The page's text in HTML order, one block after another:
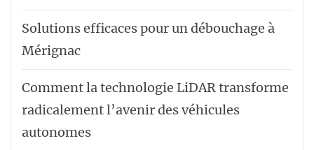
Solutions efficaces pour un débouchage à
Mérignac
Comment la technologie LiDAR transforme
radicalement l’avenir des véhicules
autonomes